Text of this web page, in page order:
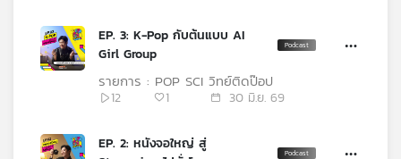
เกี่ยว
EP. 3: K-Pop กับต้นแบบ AI
Girl Group
12 1 30 มิ.ย. 69
รายการ : POP SCI วิทย์ติดป๊อป
EP. 2: หนังจอใหญ่ สู่